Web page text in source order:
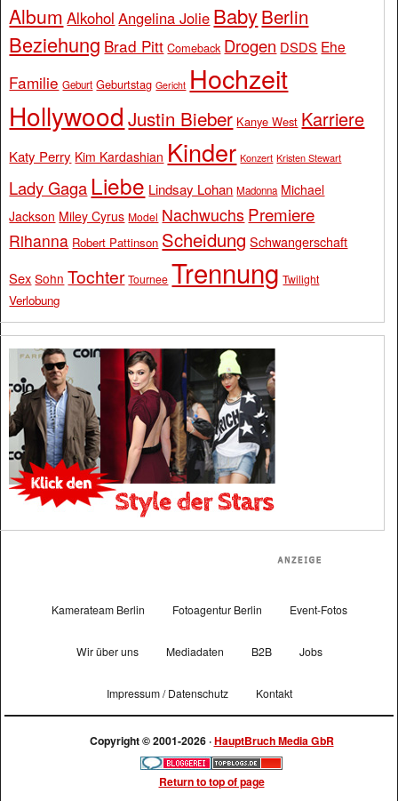
Album Alkohol Angelina Jolie BabyBerlin
Beziehung Brad Pitt Comeback Drogen DSDS Ehe
Familie Geburt Geburtstag Gericht Hochzeit
Hollywood Justin Bieber Kanye West Karriere
Katy Perry Kim Kardashian Kinder Konzert Kristen Stewart
Lady Gaga Liebe Lindsay Lohan Madonna Michael
Jackson Miley Cyrus Model Nachwuchs Premiere
Rihanna Robert Pattinson Scheidung Schwangerschaft
Sex Sohn Tochter Tournee Trennung Twilight
Verlobung
Kamerateam Berlin Fotoagentur Berlin Event-Fotos
Wir über uns Mediadaten B2B Jobs
Impressum / Datenschutz Kontakt
Copyright © 2001-2026 ·HauptBruch Media GbR
Return to top of page